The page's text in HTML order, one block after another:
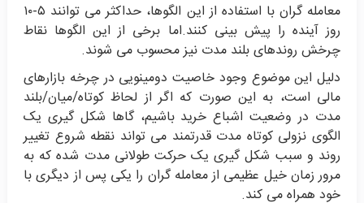
معامله گران با استفاده از این الگوها، حداکثر می توانند ۵-۱۰
روز آینده را پیش بینی کنند.اما برخی از این الگوها نقاط
چرخش روندهای بلند مدت نیز محسوب می شوند.
دلیل این موضوع وجود خاصیت دومینویی در چرخه بازارهای
مالی است، به این صورت که اگر از لحاظ کوتاه/میان/بلند
مدت در وضعیت اشباع خرید باشیم، گاها شکل گیری یک
الگوی نزولی کوتاه مدت قدرتمند می تواند نقطه شروع تغییر
روند و سبب شکل گیری یک حرکت طولانی مدت شده که به
مرور زمان خیل عظیمی از معامله گران را یکی پس از دیگری با
خود همراه می کند.